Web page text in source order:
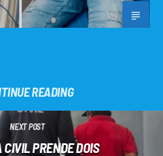
READING
NEXT POST
PRENDE DOIS